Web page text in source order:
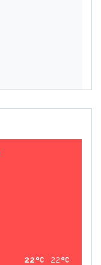
22
22